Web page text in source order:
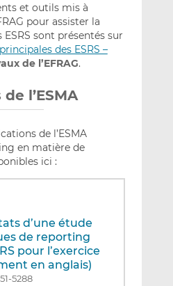
et outils mis à
pour assister la
sont présentés sur
des ESRS –
de l’EFRAG.
l’ESMA
de l’ESMA
en matière de
ici :
d’une étude
de reporting
pour l’exercice
en anglais)
5288